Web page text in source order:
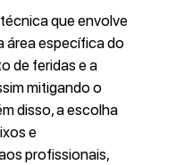
que envolve
área específica do
de feridas e a
mitigando o
disso, a escolha
e
profissionais,